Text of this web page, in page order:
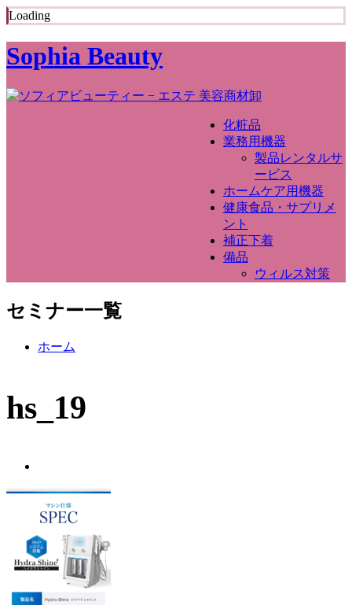
Loading
Sophia Beauty
化粧品
業務用機器
製品レンタルサ
ービス
ホームケア用機器
健康食品・サプリメ
ント
補正下着
備品
ウィルス対策
セミナー一覧
ホーム
hs_19